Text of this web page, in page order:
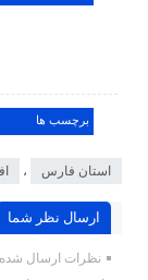
برچسب ها
استان فارس ،
ارسال نظر شما
نظرات ارسال شده